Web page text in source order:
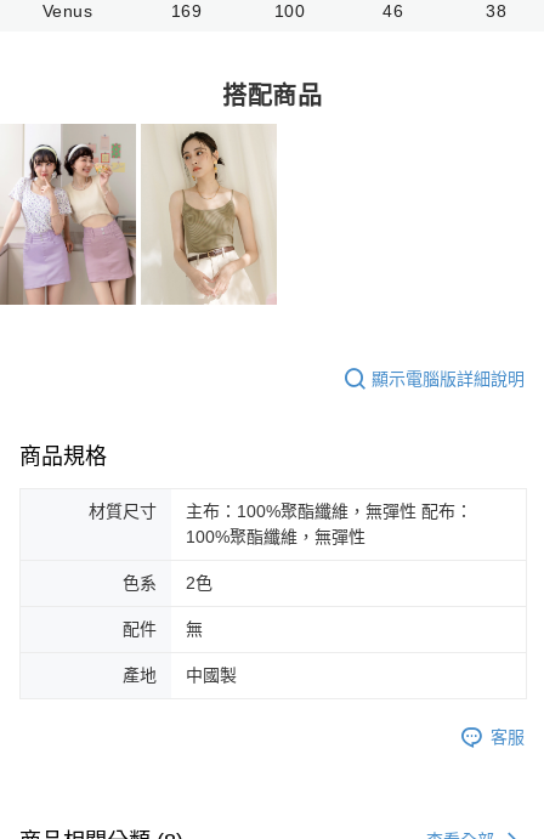
Venus 169 100 46 38
搭配商品
顯示電腦版詳細說明
商品規格
材質尺寸
主布：100%聚酯纖維，無彈性 配布：
100%聚酯纖維，無彈性
色系 2色
配件 無
產地 中國製
客服